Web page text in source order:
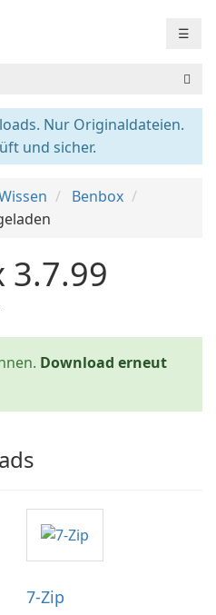
☰
Nur Originaldateien.
und sicher.
Benbox
3.7.99
Download erneut
7-Zip